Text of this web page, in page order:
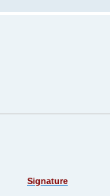
Signature